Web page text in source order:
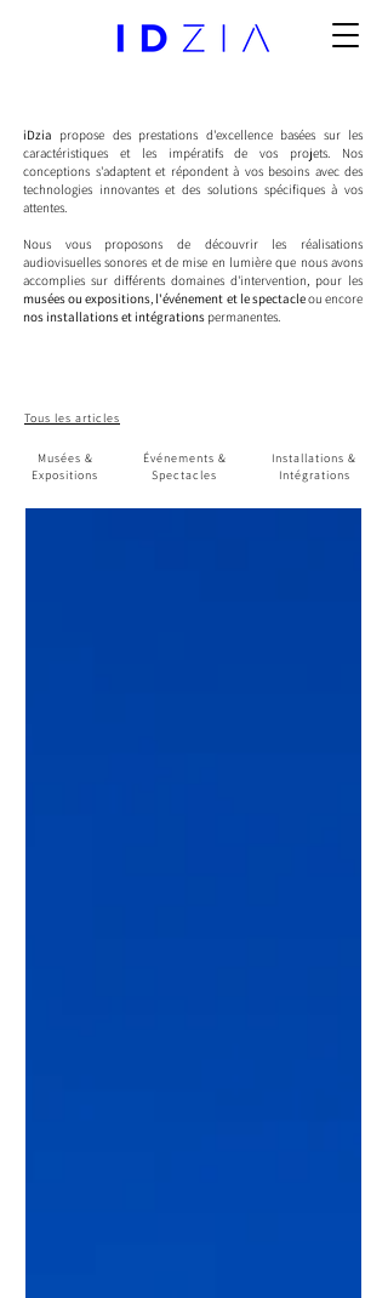
iDzia propose des prestations d'excellence basées sur les
caractéristiques et les impératifs de vos projets. Nos
conceptions s'adaptent et répondent à vos besoins avec des
technologies innovantes et des solutions spécifiques à vos
attentes.
Nous vous proposons de découvrir les réalisations
audiovisuelles sonores et de mise en lumière que nous avons
accomplies sur différents domaines d'intervention, pour les
musées ou expositions, l'événement et le spectacleou encore
nos installations et intégrations permanentes.
Tous les articles
Musées &
Expositions
Événements &
Spectacles
Installations &
Intégrations